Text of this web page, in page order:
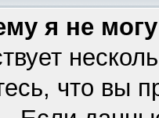
я не
что вы